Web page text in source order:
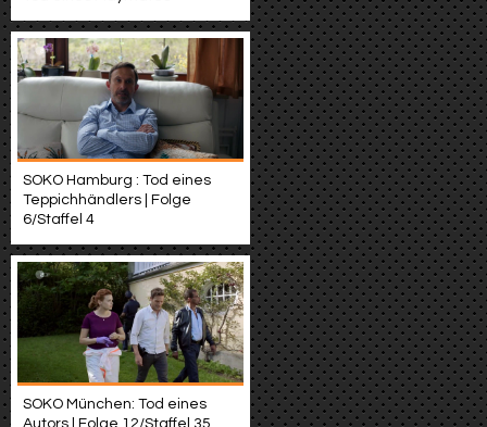
SOKO Hamburg : Tod eines
Teppichhändlers | Folge
6/Staffel 4
SOKO München: Tod eines
Autors | Folge 12/Staffel 35